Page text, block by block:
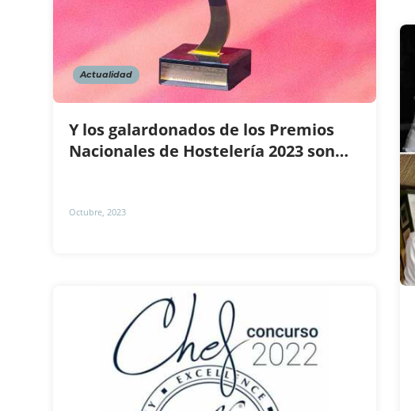
Actualidad
Y los galardonados de los Premios
Nacionales de Hostelería 2023 son…
Octubre, 2023